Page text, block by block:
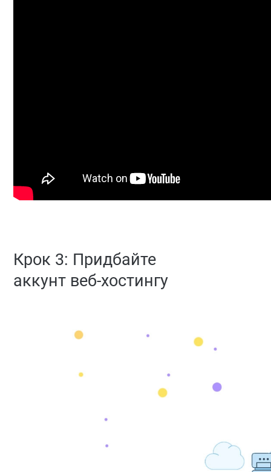
Крок 3: Придбайте
аккунт веб-хостингу